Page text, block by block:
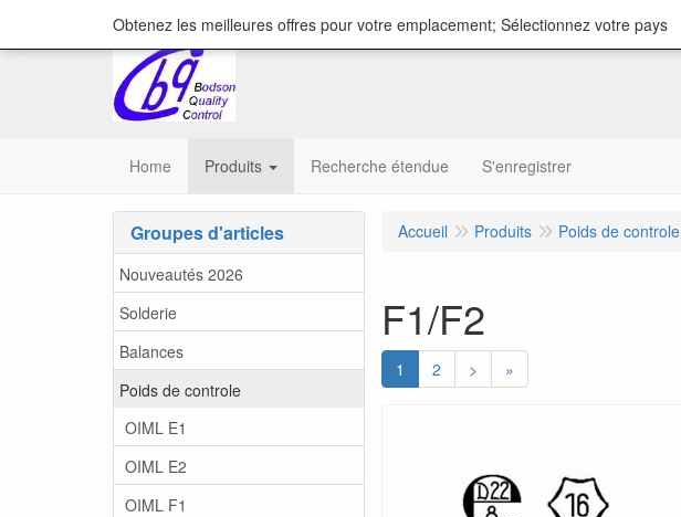
Home Produits Recherche étendue S'enregistrer
Groupes d'articles
Nouveautés 2026
Solderie
Balances
Poids de controle
OIML E1
OIML E2
OIML F1
Accueil Produits Poids de controle
F1/F2
1 2 > »
Obtenez les meilleures offres pour votre emplacement; Sélectionnez votre pays